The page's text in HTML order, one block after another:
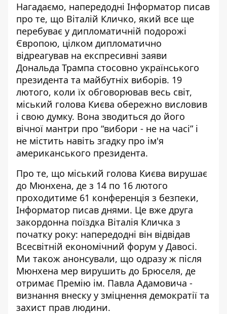
Нагадаємо, напередодні Інформатор писав
про те, що Віталій Кличко, який все ще
перебуває у дипломатичній подорожі
Європою, цілком дипломатично
відреагував на експресивні заяви
Дональда Трампа стосовно українського
президента та майбутніх виборів. 19
лютого, коли їх обговорював весь світ,
міський голова Києва обережно висловив
і свою думку. Вона зводиться до його
вічної мантри про “вибори - не на часі” і
не містить навіть згадку про ім'я
американського президента.
Про те, що міський голова Києва вирушає
до Мюнхена, де з 14 по 16 лютого
проходитиме 61 конференція з безпеки,
Інформатор писав днями. Це вже друга
закордонна поїздка Віталія Кличка з
початку року: напередодні він відвідав
Всесвітній економічний форум у Давосі.
Ми також анонсували, що одразу ж після
Мюнхена мер вирушить до Брюселя, де
отримає Премію ім. Павла Адамовича -
визнання внеску у зміцнення демократії та
захист прав людини.